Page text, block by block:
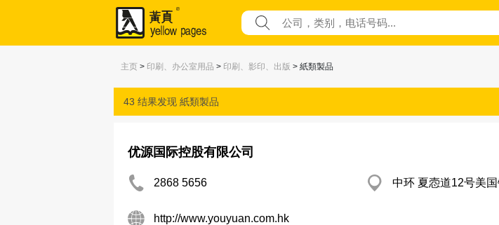
主页 > 印刷、办公室用品 > 印刷、影印、出版 > 紙類製品
43 结果发现 紙類製品
优源国际控股有限公司
2868 5656 中环 夏悫道12号美
http://www.youyuan.com.hk